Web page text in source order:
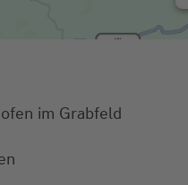
im Grabfeld